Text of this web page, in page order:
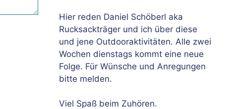
Hier reden Daniel Schöberl aka
Rucksackträger und ich über diese
und jene Outdooraktivitäten. Alle zwei
Wochen dienstags kommt eine neue
Folge. Für Wünsche und Anregungen
bitte melden.
Viel Spaß beim Zuhören.